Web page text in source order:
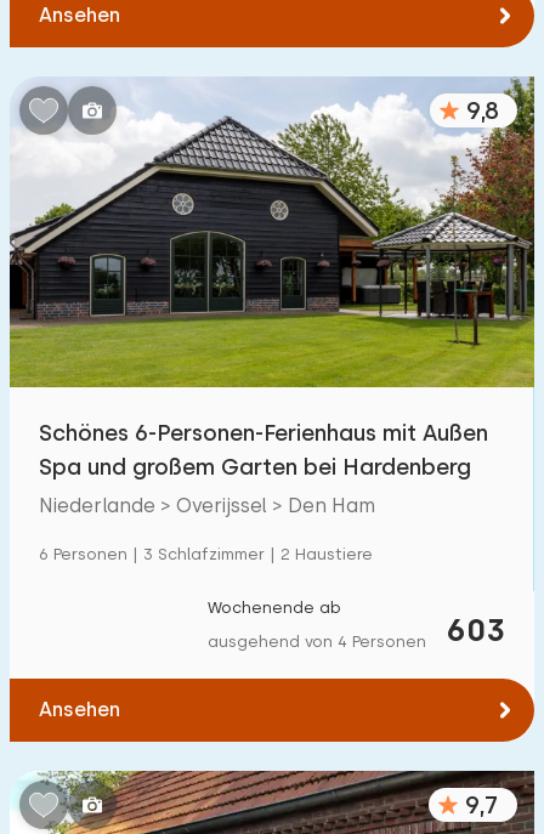
Kindermöbel 122
Eingezäunter Garten
Spielgeräte im Garten 82
Hallenbad 39
Freibad 18
Kinderanimation 25
Kindereinrichtungen im Park 35
Zugänglichkeit
Eingeschränkte Mobilität
Ansehen
9,8
Schönes 6-Personen-Ferienhaus mit Außen
Spa und großem Garten bei Hardenberg
Niederlande > Overijssel > Den Ham
6 Personen | 3 Schlafzimmer | 2 Haustiere
603
Wochenende ab
ausgehend von 4 Personen
Ansehen
9,7